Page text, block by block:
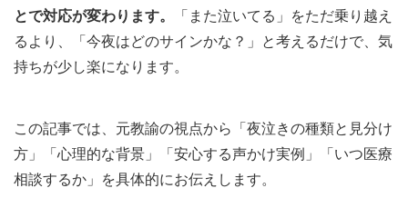
とで対応が変わります。
「また泣いてる」をただ乗り越え
るより、「今夜はどのサインかな？」と考えるだけで、気
持ちが少し楽になります。
この記事では、元教諭の視点から「夜泣きの種類と見分け
方」「心理的な背景」「安心する声かけ実例」「いつ医療
相談するか」を具体的にお伝えします。